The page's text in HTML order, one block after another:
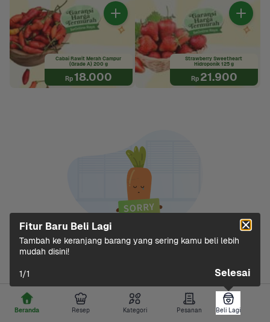
Beranda Resep Kategori Pesanan Beli Lagi
Cabai Rawit Merah Campur
(Grade A) 200 g
Rp18.000
Strawberry Sweetheart
Hidroponik 125 g
Rp 21.900
Tarik ke bawah atau klik tombol di bawah untuk
memuat ulang.
Fitur Baru Beli Lagi
Tambah ke keranjang barang yang sering kamu beli lebih
mudah disini!
1/1 Selesai
Beli Lagi